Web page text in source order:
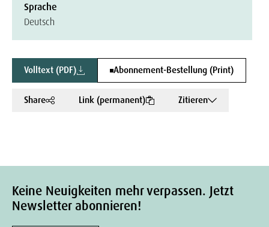
Sprache
Deutsch
Volltext (PDF) Abonnement-Bestellung (Print)
Share Link (permanent) Zitieren
Keine Neuigkeiten mehr verpassen. Jetzt
Newsletter abonnieren!